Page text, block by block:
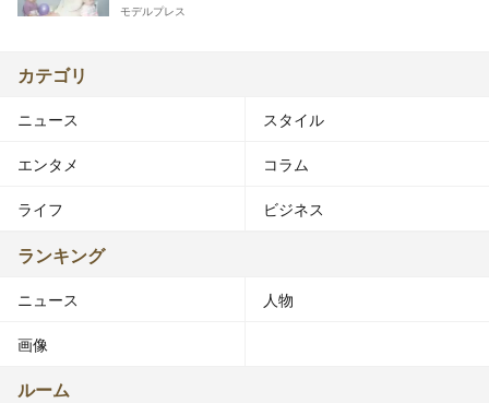
モデルプレス
カテゴリ
ニュース スタイル
エンタメ コラム
ライフ ビジネス
ランキング
ニュース 人物
画像
ルーム